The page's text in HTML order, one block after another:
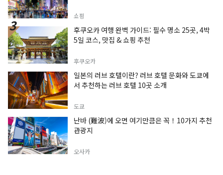
쇼핑
후쿠오카 여행 완벽 가이드: 필수 명소 25곳, 4박
5일 코스, 맛집 & 쇼핑 추천
후쿠오카
일본의 러브 호텔이란? 러브 호텔 문화와 도쿄에
서 추천하는 러브 호텔 10곳 소개
도쿄
난바 (難波)에 오면 여기만큼은 꼭！10가지 추천
관광지
오사카